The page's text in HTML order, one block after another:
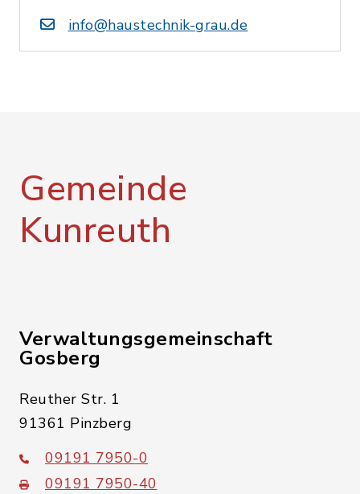
info@haustechnik-grau.de
Gemeinde
Kunreuth
Verwaltungsgemeinschaft
Gosberg
Reuther Str. 1
91361 Pinzberg
09191 7950-0
09191 7950-40